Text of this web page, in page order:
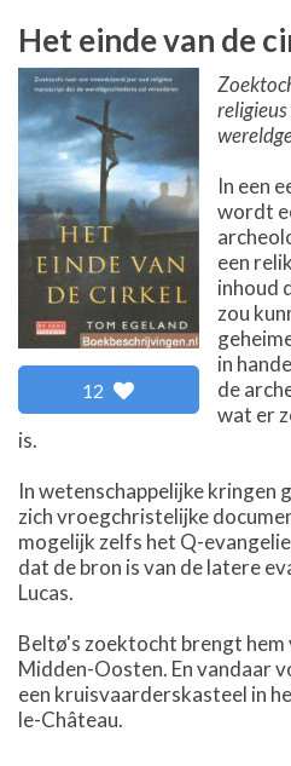
Het einde van de
12
In een
wordt
een
inhoud
zou
in
de
wat er
is.
In wetenschappelijke kringen
zich vroegchristelijke
mogelijk zelfs het Q-
dat de bron is van de latere
Lucas.
Beltø's zoektocht brengt hem
Midden-Oosten. En vandaar
een kruisvaarderskasteel in
le-Château.